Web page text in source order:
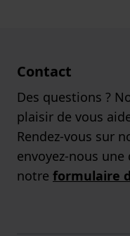
Contact
Des questions ?
plaisir de vous
Rendez-vous sur
envoyez-nous une
notre formulaire